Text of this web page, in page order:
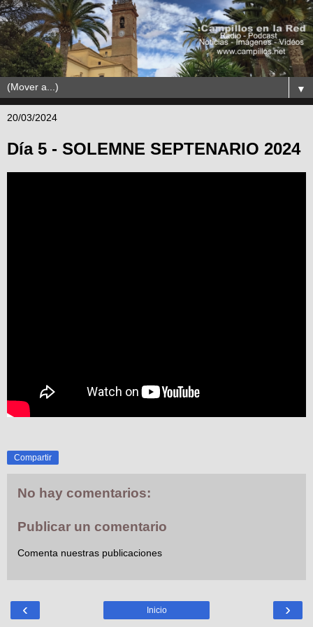
▼
20/03/2024
Día 5 - SOLEMNE SEPTENARIO 2024
Compartir
No hay comentarios:
Publicar un comentario
Comenta nuestras publicaciones
‹ ›
Inicio